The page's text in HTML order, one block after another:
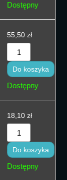
Dostępny
55,50 zł
Do koszyka
Dostępny
18,10 zł
Do koszyka
Dostępny